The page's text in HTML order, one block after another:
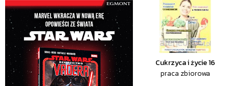
Cukrzyca i życie 16
praca zbiorowa